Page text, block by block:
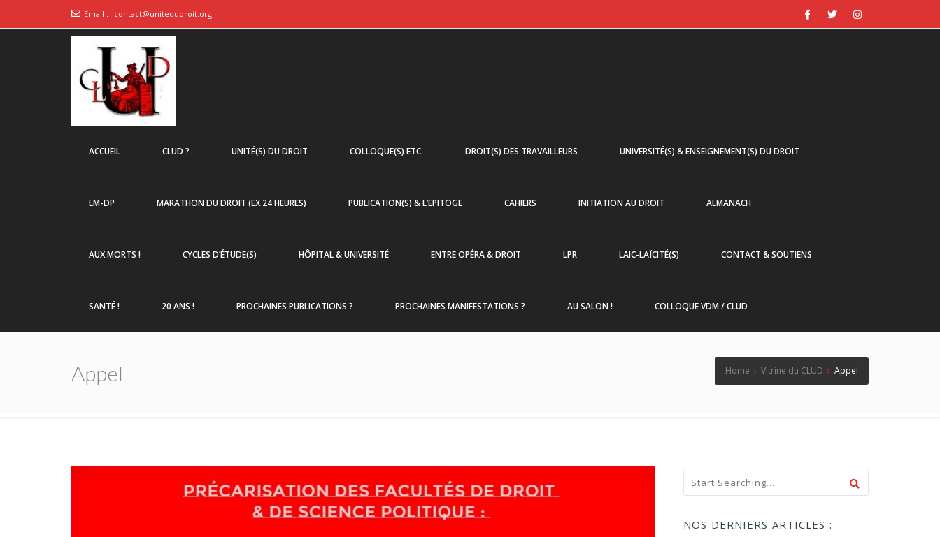
Email : contact@unitedudroit.org
ACCUEIL CLUD ? UNITÉ(S) DU DROIT COLLOQUE(S) ETC. DROIT(S) DES TRAVAILLEURS UNIVERSITÉ(S) & ENSEIGNEMENT(S) DU DROIT
LM-DP MARATHON DU DROIT (EX 24 HEURES) PUBLICATION(S) & L’EPITOGE CAHIERS INITIATION AU DROIT ALMANACH
AUX MORTS ! CYCLES D’ÉTUDE(S) HÔPITAL & UNIVERSITÉ ENTRE OPÉRA & DROIT LPR LAIC-LAÏCITÉ(S) CONTACT & SOUTIENS
SANTÉ ! 20 ANS ! PROCHAINES PUBLICATIONS ? PROCHAINES MANIFESTATIONS ? AU SALON ! COLLOQUE VDM / CLUD
Appel Home › Vitrine du CLUD › Appel
NOS DERNIERS ARTICLES :